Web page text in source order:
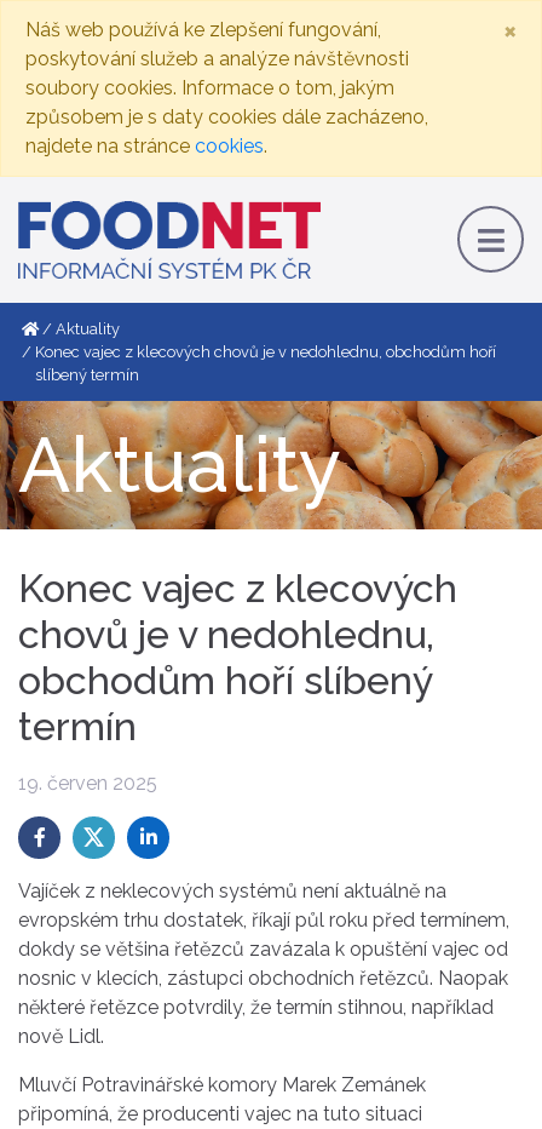
Náš web používá ke zlepšení fungování,
poskytování služeb a analýze návštěvnosti
soubory cookies. Informace o tom, jakým
způsobem je s daty cookies dále zacházeno,
najdete na stránce cookies.
×
Aktuality
Konec vajec z klecových chovů je v nedohlednu, obchodům hoří
slíbený termín
Aktuality
Konec vajec z klecových
chovů je v nedohlednu,
obchodům hoří slíbený
termín
19. červen 2025
Vajíček z neklecových systémů není aktuálně na
evropském trhu dostatek, říkají půl roku před termínem,
dokdy se většina řetězců zavázala k opuštění vajec od
nosnic v klecích, zástupci obchodních řetězců. Naopak
některé řetězce potvrdily, že termín stihnou, například
nově Lidl.
Mluvčí Potravinářské komory Marek Zemánek
připomíná, že producenti vajec na tuto situaci